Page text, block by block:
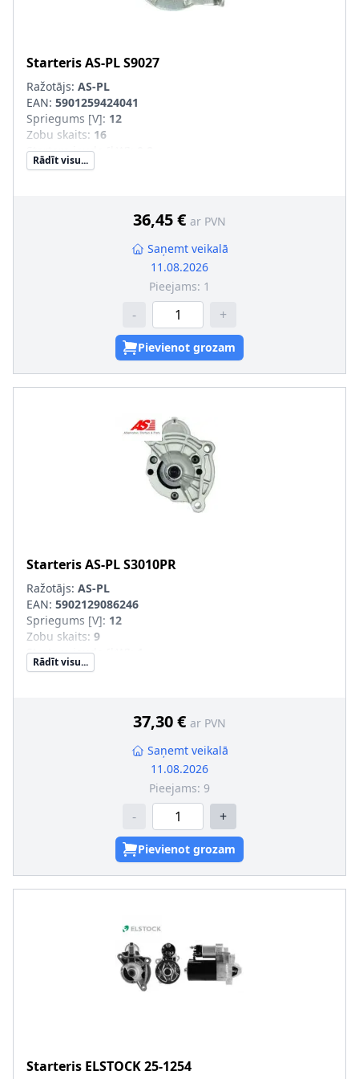
StarterisAS-PLS9027
Ražotājs: AS-PL
EAN: 5901259424041
Spriegums [V]: 12
Zobu skaits: 16
Startera jauda [kW]
Griešanās virziens
Stiprināšanas urbumu skaits:
Rādīt visu...
36,45 € ar PVN
Saņemt veikalā
11.08.2026
Pieejams: 1
- +
Pievienot grozam
StarterisAS-PLS3010PR
Ražotājs: AS-PL
EAN: 5902129086246
Spriegums [V]: 12
Zobu skaits: 9
Startera jauda [kW]
Griešanās virziens
Stiprināšanas urbumu skaits:
Rādīt visu...
37,30 € ar PVN
Saņemt veikalā
11.08.2026
Pieejams: 9
- +
Pievienot grozam
Starteris ELSTOCK25-1254